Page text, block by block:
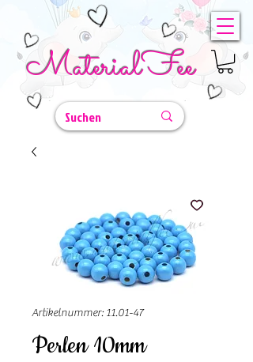
MaterialFee
Artikelnummer: 11.01-47
Perlen 10mm